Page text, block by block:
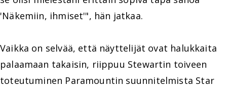
'Näkemiin, ihmiset'", hän jatkaa.
Vaikka on selvää, että näyttelijät ovat halukkaita
palaamaan takaisin, riippuu Stewartin toiveen
toteutuminen Paramountin suunnitelmista Star